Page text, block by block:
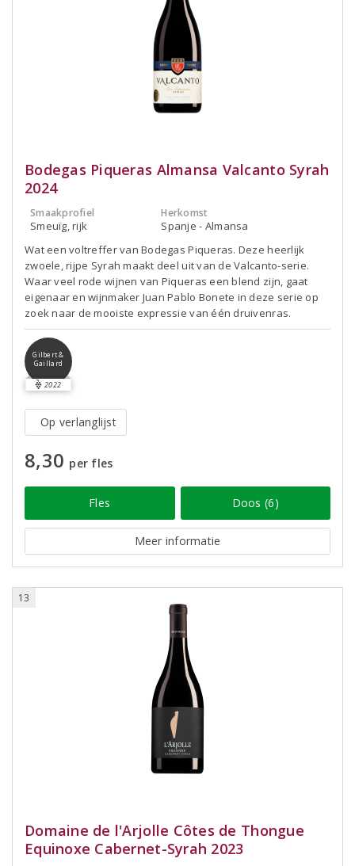
Bodegas Piqueras Almansa Valcanto Syrah
2024
Smaakprofiel
Smeuïg, rijk
Herkomst
Spanje - Almansa
Wat een voltreffer van Bodegas Piqueras. Deze heerlijk
zwoele, rijpe Syrah maakt deel uit van de Valcanto-serie.
Waar veel rode wijnen van Piqueras een blend zijn, gaat
eigenaar en wijnmaker Juan Pablo Bonete in deze serie op
zoek naar de mooiste expressie van één druivenras.
Gilbert &
Gaillard
2022
Op verlanglijst
8,30 per fles
Fles Doos (6)
Meer informatie
13
Domaine de l'Arjolle Côtes de Thongue
Equinoxe Cabernet-Syrah 2023